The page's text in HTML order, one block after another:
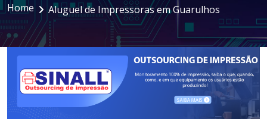
GESTÃO DOCUMENTAL
ASSINATURA DIGITAL
Home Aluguel de Impressoras em Guarulhos